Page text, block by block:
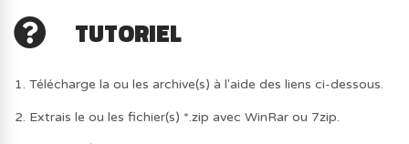
TUTORIEL
1. Télécharge la ou les archive(s) à l'aide des liens ci-dessous.
2. Extrais le ou les fichier(s) *.zip avec WinRar ou 7zip.